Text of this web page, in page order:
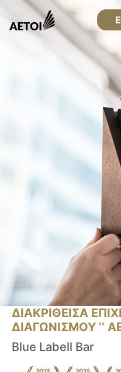
ΔΙΑΚΡΙΘΕΙΣΑ
ΔΙΑΓΩΝΙΣΜΟΥ ‘’
Blue Labell Bar